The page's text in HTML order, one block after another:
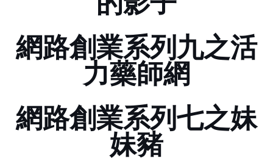
網路創業系列九之活
力藥師網
網路創業系列七之妹
妹豬